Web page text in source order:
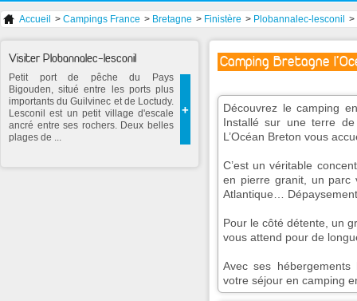
Accueil > Campings France > Bretagne > Finistère > Plobannalec-lesconil >
Camping Bretagne
Découvrez le camping
Installé sur une terre
L’Océan Breton vous
C’est un véritable
en pierre granit, un parc
Atlantique…
Pour le côté détente, un
vous attend pour de
Avec ses
votre séjour en camping
Visiter Plobannalec-lesconil
+
Petit port de pêche du Pays
Bigouden, situé entre les ports plus
importants du Guilvinec et de Loctudy.
Lesconil est un petit village d'escale
ancré entre ses rochers. Deux belles
plages de ...